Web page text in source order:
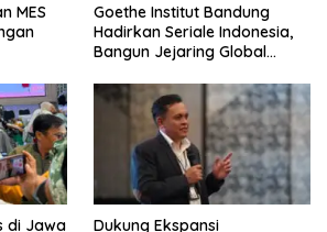
MES
Goethe Institut Bandung
Hadirkan Seriale Indonesia,
Bangun Jejaring Global
di Jawa Dukung Ekspansi